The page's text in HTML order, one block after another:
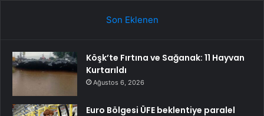
Son Eklenen
Köşk’te Fırtına ve Sağanak: 11 Hayvan
Kurtarıldı
Ağustos 6, 2026
Euro Bölgesi ÜFE beklentiye paralel